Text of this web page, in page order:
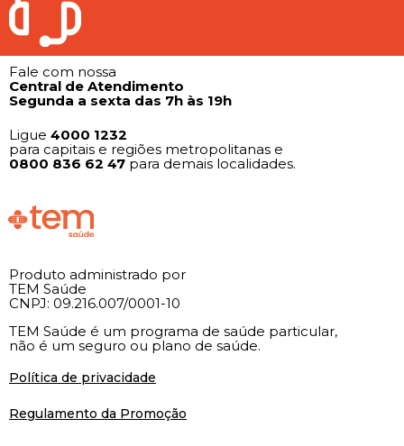
Fale com nossa
Central de Atendimento
Segunda a sexta das 7h às 19h
Ligue 4000 1232
para capitais e regiões metropolitanas e
0800 836 62 47 para demais localidades.
Produto administrado por
TEM Saúde
CNPJ: 09.216.007/0001-10
TEM Saúde é um programa de saúde particular,
não é um seguro ou plano de saúde.
Política de privacidade
Regulamento da Promoção